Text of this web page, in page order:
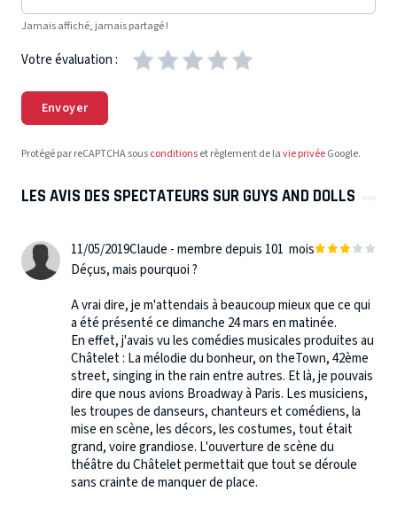
Jamais affiché, jamais partagé !
Votre évaluation :
Envoyer
Protégé par reCAPTCHA sousconditionset règlement de lavie privéeGoogle.
LES AVIS DES SPECTATEURS SUR GUYS AND DOLLS
11/05/2019Claude - membre depuis 101 mois
Déçus, mais pourquoi ?
A vrai dire, je m'attendais à beaucoup mieux que ce qui
a été présenté ce dimanche 24 mars en matinée.
En effet, j'avais vu les comédies musicales produites au
Châtelet : La mélodie du bonheur, on theTown, 42ème
street, singing in the rain entre autres. Et là, je pouvais
dire que nous avions Broadway à Paris. Les musiciens,
les troupes de danseurs, chanteurs et comédiens, la
mise en scène, les décors, les costumes, tout était
grand, voire grandiose. L'ouverture de scène du
théâtre du Châtelet permettait que tout se déroule
sans crainte de manquer de place.